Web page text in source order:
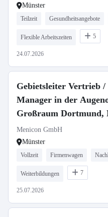
Münster
Teilzeit Gesundheitsangebote
Flexible Arbeitszeiten 5
24.07.2026
Gebietsleiter Vertrieb /
Manager in der
Großraum Dortmund,
Wuppertal, Duisburg,
Menicon GmbH
Münster
Vollzeit Firmenwagen
Weiterbildungen 7
25.07.2026